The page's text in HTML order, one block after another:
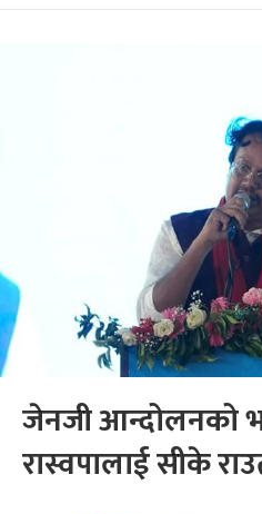
जेनजी आन्दोलनको
रास्वपालाई सीके